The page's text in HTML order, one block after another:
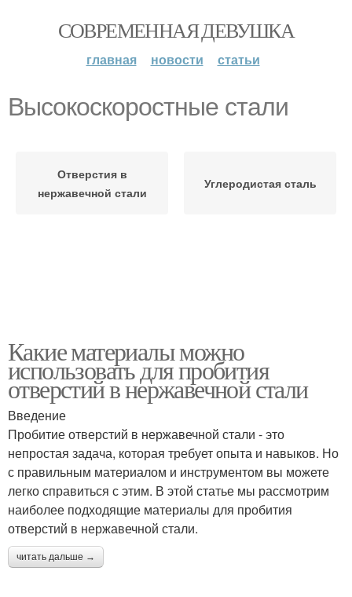
СОВРЕМЕННАЯ ДЕВУШКА
главная новости статьи
Высокоскоростные стали
Отверстия в
нержавечной стали
Углеродистая сталь
Какие материалы можно
использовать для пробития
отверстий в нержавечной стали
Введение
Пробитие отверстий в нержавечной стали - это
непростая задача, которая требует опыта и навыков. Но
с правильным материалом и инструментом вы можете
легко справиться с этим. В этой статье мы рассмотрим
наиболее подходящие материалы для пробития
отверстий в нержавечной стали.
читать дальше →